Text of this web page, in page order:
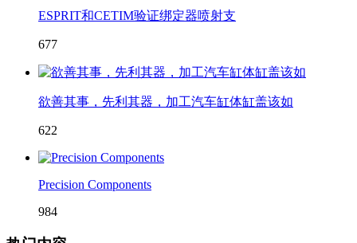
ESPRIT和CETIM验证绑定器喷射支
677
欲善其事，先利其器，加工汽车缸体缸盖该如
622
Precision Components
984